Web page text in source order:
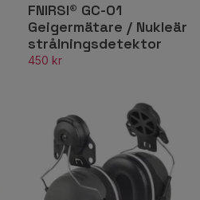
FNIRSI® GC-01
Geigermätare / Nukleär
strålningsdetektor
450 kr